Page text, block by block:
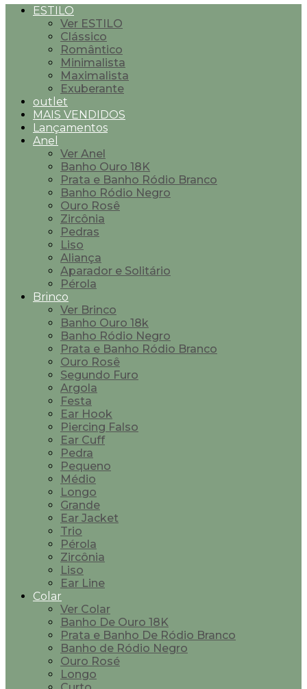
ESTILO
Ver ESTILO
Clássico
Romântico
Minimalista
Maximalista
Exuberante
outlet
MAIS VENDIDOS
Lançamentos
Anel
Ver Anel
Banho Ouro 18K
Prata e Banho Ródio Branco
Banho Ródio Negro
Ouro Rosê
Zircônia
Pedras
Liso
Aliança
Aparador e Solitário
Pérola
Brinco
Ver Brinco
Banho Ouro 18k
Banho Ródio Negro
Prata e Banho Ródio Branco
Ouro Rosê
Segundo Furo
Argola
Festa
Ear Hook
Piercing Falso
Ear Cuff
Pedra
Pequeno
Médio
Longo
Grande
Ear Jacket
Trio
Pérola
Zircônia
Liso
Ear Line
Colar
Ver Colar
Banho De Ouro 18K
Prata e Banho De Ródio Branco
Banho de Ródio Negro
Ouro Rosé
Longo